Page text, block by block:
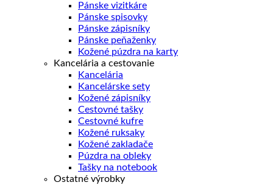
Pánske vizitkáre
Pánske spisovky
Pánske zápisníky
Pánske peňaženky
Kožené púzdra na karty
Kancelária a cestovanie
Kancelária
Kancelárske sety
Kožené zápisníky
Cestovné tašky
Cestovné kufre
Kožené ruksaky
Kožené zakladače
Púzdra na obleky
Tašky na notebook
Ostatné výrobky